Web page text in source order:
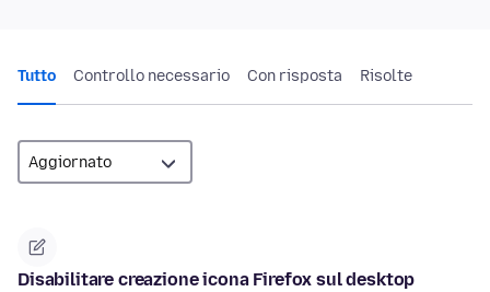
Tutto Controllo necessario Con risposta Risolte
Disabilitare creazione icona Firefox sul desktop